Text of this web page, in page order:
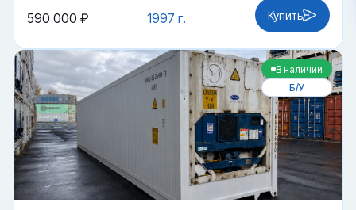
1997 г.
590 000 ₽ Купить
В наличии
Б/У